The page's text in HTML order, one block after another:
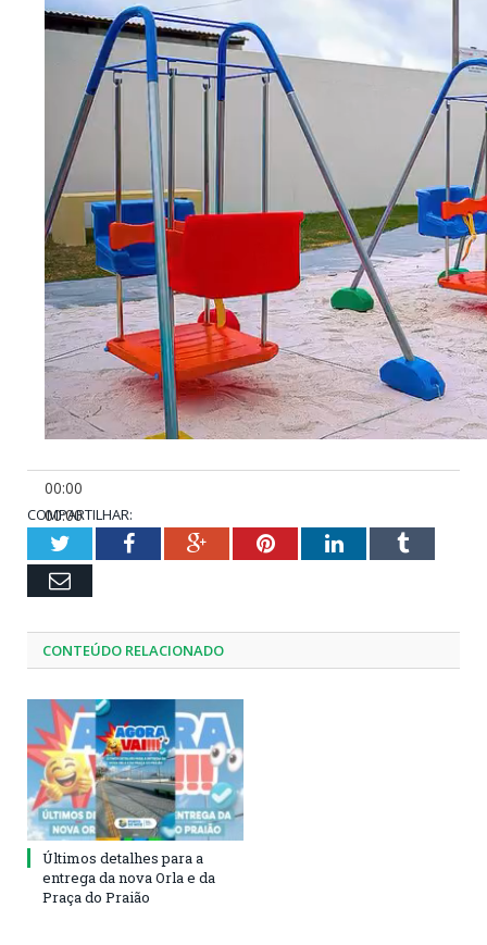
00:00
00:00
00:25
COMPARTILHAR:
TwitterFacebookGoogle+PinterestLinkedInTumblr
Email
CONTEÚDO RELACIONADO
Últimos detalhes para a
entrega da nova Orla e da
Praça do Praião